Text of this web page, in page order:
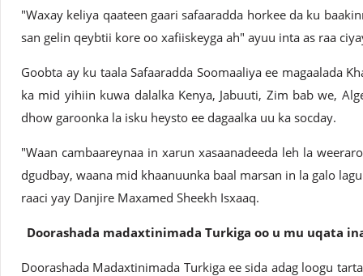
"Waxay keliya qaateen gaari safaaradda horkee da ku
san gelin qeybtii kore oo xafiiskeyga ah" ayuu inta as raa
Goobta ay ku taala Safaaradda Soomaaliya ee magaalada
ka mid yihiin kuwa dalalka Kenya, Jabuuti, Zim bab we,
dhow garoonka la isku heysto ee dagaalka uu ka socday.
"Waan cambaareynaa in xarun xasaanadeeda leh la
dgudbay, waana mid khaanuunka baal marsan in la galo
raaci yay Danjire Maxamed Sheekh Isxaaq.
Doorashada madaxtinimada Turkiga oo u mu uqata
Doorashada Madaxtinimada Turkiga ee sida adag loogu